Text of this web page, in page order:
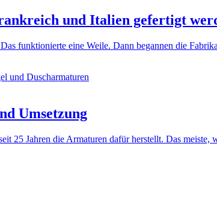
und Italien gefertigt
funktionierte eine Weile. Dann begannen die
Umsetzung
25 Jahren die Armaturen dafür herstellt. Das